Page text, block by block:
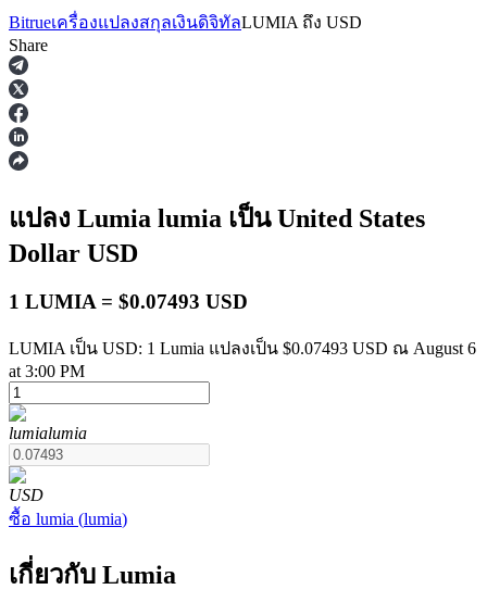
ฟิวเจอร์ส
ฟิวเจอร์สที่ใช้ USDT เป็นหลักประกัน
Bitrueเครื่องแปลงสกุลเงินดิจิทัลLUMIA ถึง USD
Share
แปลง Lumia lumia เป็น United States
Dollar USD
1 LUMIA = $0.07493 USD
LUMIA เป็น USD: 1 Lumia แปลงเป็น $0.07493 USD ณ August 6
at 3:00 PM
lumialumia
USD
ซื้อ lumia (lumia)
เกี่ยวกับ Lumia